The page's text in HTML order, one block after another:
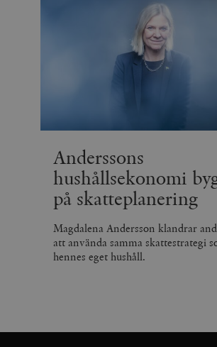
Anderssons
hushållsekonomi
på skatteplanering
Magdalena Andersson klandrar
att använda samma skattestrategi
hennes eget hushåll.